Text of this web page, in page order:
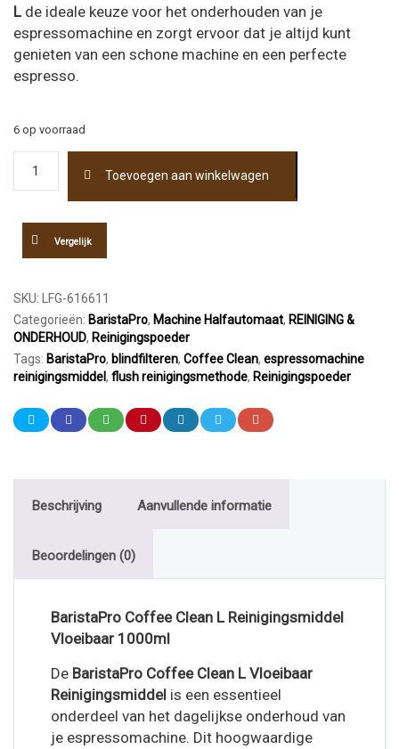
L de ideale keuze voor het onderhouden van je
espressomachine en zorgt ervoor dat je altijd kunt
genieten van een schone machine en een perfecte
espresso.
6 op voorraad
Clean
L
1000ml
Toevoegen aan winkelwagen
Vergelijk
SKU:
LFG-616611
Categorieën: BaristaPro, Machine Halfautomaat, REINIGING &
ONDERHOUD, Reinigingspoeder
Tags: BaristaPro, blindfilteren, Coffee Clean, espressomachine
reinigingsmiddel, flush reinigingsmethode, Reinigingspoeder
Beschrijving Aanvullende informatie
Beoordelingen (0)
BaristaPro Coffee Clean L Reinigingsmiddel
Vloeibaar 1000ml
De BaristaPro Coffee Clean L Vloeibaar
Reinigingsmiddel is een essentieel
onderdeel van het dagelijkse onderhoud van
je espressomachine. Dit hoogwaardige